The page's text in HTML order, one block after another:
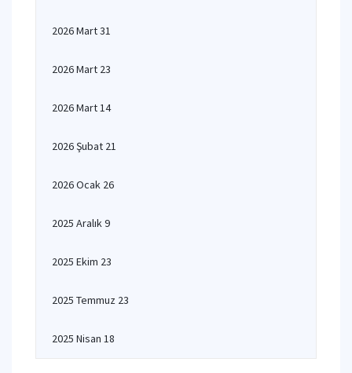
2026 Mart 31
2026 Mart 23
2026 Mart 14
2026 Şubat 21
2026 Ocak 26
2025 Aralık 9
2025 Ekim 23
2025 Temmuz 23
2025 Nisan 18